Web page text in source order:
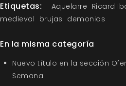
Etiquetas: Aquelarre Ricard
medieval brujas demonios
En la misma categoría
Nuevo título en la sección
Semana